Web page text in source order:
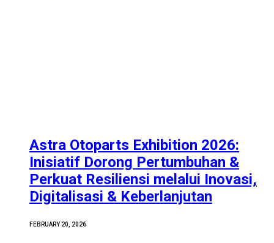
Astra Otoparts Exhibition 2026:
Inisiatif Dorong Pertumbuhan &
Perkuat Resiliensi melalui Inovasi,
Digitalisasi & Keberlanjutan
FEBRUARY 20, 2026